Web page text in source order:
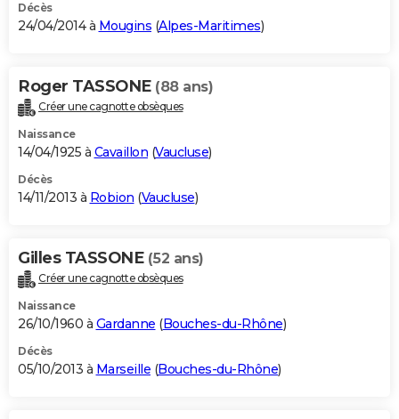
Décès
24/04/2014 à Mougins (Alpes-Maritimes)
Roger TASSONE (88 ans)
Créer une cagnotte obsèques
Naissance
14/04/1925 à Cavaillon (Vaucluse)
Décès
14/11/2013 à Robion (Vaucluse)
Gilles TASSONE (52 ans)
Créer une cagnotte obsèques
Naissance
26/10/1960 à Gardanne (Bouches-du-Rhône)
Décès
05/10/2013 à Marseille (Bouches-du-Rhône)